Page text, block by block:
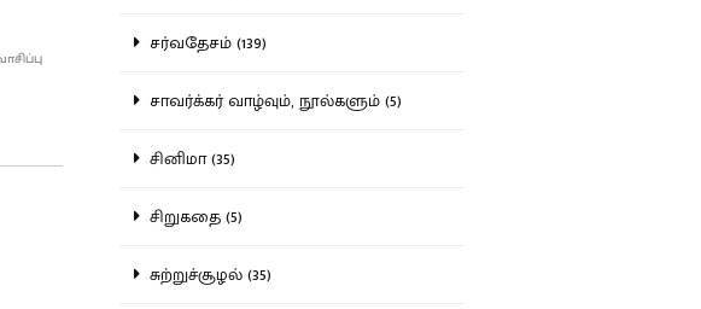
சர்வதேசம் (139)
சாவர்க்கர் வாழ்வும், நூல்களும் (5)
சினிமா (35)
சிறுகதை (5)
சுற்றுச்சூழல் (35)